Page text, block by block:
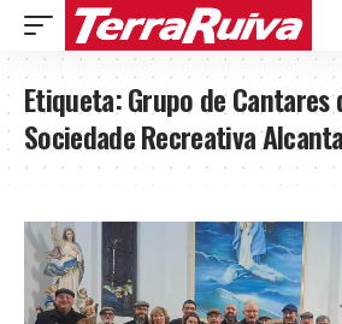
Etiqueta:Grupo de Cantares
Sociedade Recreativa